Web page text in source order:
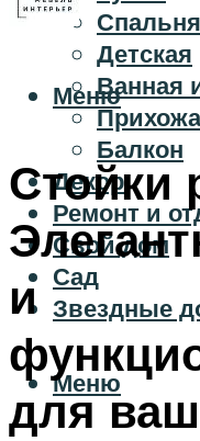
Спальня
Детская
Ванная
Балкон
Декор
Ремонт и
Свой дом
Сад
Звездные
Меню
Меню
Стойки
и
для